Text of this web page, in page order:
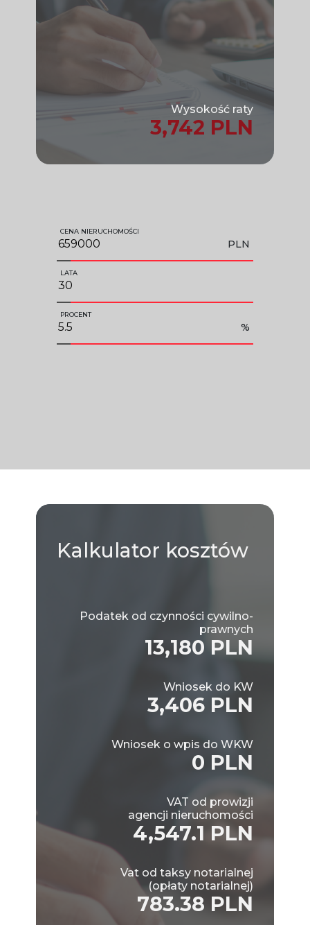
Wysokość raty
3,742 PLN
CENA NIERUCHOMOŚCI
PLN
LATA
PROCENT
%
Kalkulator kosztów
Podatek od czynności cywilno-
prawnych
13,180 PLN
Wniosek do KW
3,406 PLN
Wniosek o wpis do WKW
0 PLN
VAT od prowizji
agencji nieruchomości
4,547.1 PLN
Vat od taksy notarialnej
(opłaty notarialnej)
783.38 PLN